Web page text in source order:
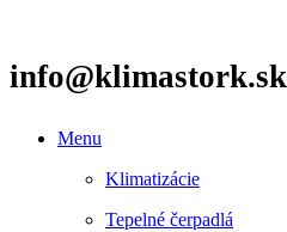
info@klimastork.sk
Menu
Klimatizácie
Tepelné čerpadlá